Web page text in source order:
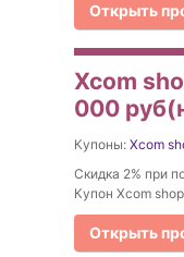
Открыть
Xcom
000
Купоны: Xcom
Скидка 2% при
Купон Xcom
Открыть